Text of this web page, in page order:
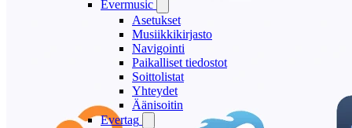
Evermusic
Asetukset
Musiikkikirjasto
Navigointi
Paikalliset tiedostot
Soittolistat
Yhteydet
Äänisoitin
Evertag